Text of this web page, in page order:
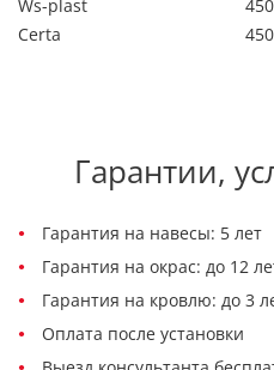
Ws-plast
Certa
Гарантии,
Гарантия на навесы: 5 лет
Гарантия на окрас: до 12
Гарантия на кровлю: до 3
Оплата после установки